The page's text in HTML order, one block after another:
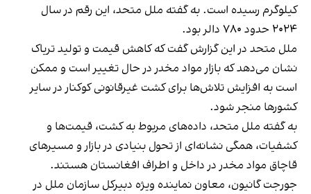
کیلوگرم رسیده است. به گفته ملل متحد، این رقم در سال
۲۰۲۴ حدود ۷۸۰ دالر بود.
ملل متحد در این گزارش گفت که کاهش قیمت و تولید تریاک
نشان می‌دهد که بازار مواد مخدر در حال تغییر است و ممکن
است به افزایش تلاش‌ها برای کشت غیرقانونی کوکنار در سایر
کشورها منجر شود.
به گفته ملل متحد، داده‌های مربوط به کشت، قیمت‌ها و
کشفیات، همگی نشانه‌ای از تحول بنیادی در بازار و مسیرهای
قاچاق مواد مخدر در داخل و اطراف افغانستان هستند.
جورجت گانیون، معاون نماینده ویژه دبیرکل سازمان ملل در